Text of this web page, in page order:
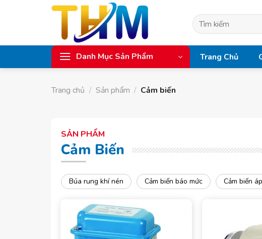
Tìm
kiếm:
Danh Mục Sản Phẩm Trang Chủ
Trang chủ / Sản phẩm / Cảm biến
SẢN PHẨM
Cảm Biến
Búa rung khí nén Cảm biến báo mức Cảm biến